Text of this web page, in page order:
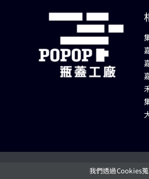
我們透過Cookies